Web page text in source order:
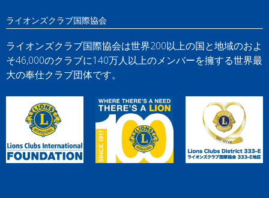
ライオンズクラブ国際協会
ライオンズクラブ国際協会は世界200以上の国と地域のおよ
そ46,000のクラブに140万人以上のメンバーを擁する世界最
大の奉仕クラブ団体です。